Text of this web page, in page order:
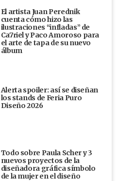
El artista Juan Perednik
cuenta cómo hizo las
ilustraciones “infladas” de
Ca7riel y Paco Amoroso para
el arte de tapa de su nuevo
álbum
Alerta spoiler: así se diseñan
los stands de Feria Puro
Diseño 2026
Todo sobre Paula Scher y 3
nuevos proyectos de la
diseñadora gráfica símbolo
de la mujer en el diseño